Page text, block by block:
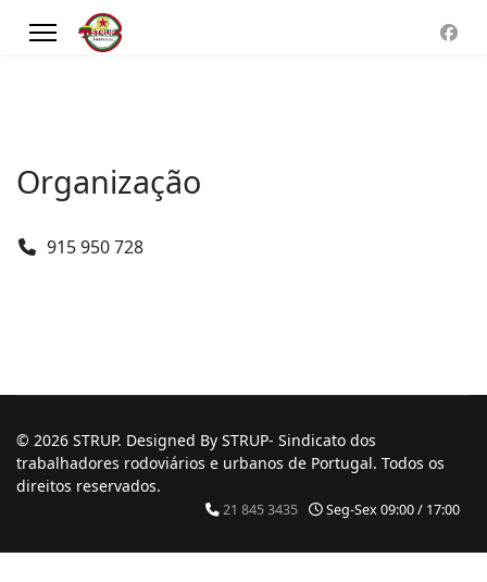
Organização
Telefone
915 950 728
© 2026 STRUP. Designed By STRUP- Sindicato dos
trabalhadores rodoviários e urbanos de Portugal. Todos os
direitos reservados.
21 845 3435 Seg-Sex 09:00 / 17:00